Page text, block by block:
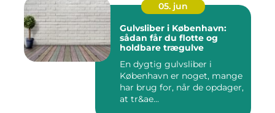
05. jun
Gulvsliber i København:
sådan får du flotte og
holdbare trægulve
En dygtig gulvsliber i
København er noget, mange
har brug for, når de opdager,
at tr&ae...